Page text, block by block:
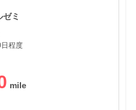
ミ
程度